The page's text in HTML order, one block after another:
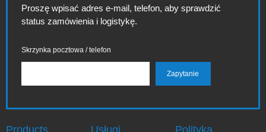
Proszę wpisać adres e-mail, telefon, aby sprawdzić
status zamówienia i logistykę.
Skrzynka pocztowa / telefon
Products Usługi Polityka